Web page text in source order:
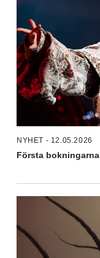
NYHET - 12.05.2026
Första